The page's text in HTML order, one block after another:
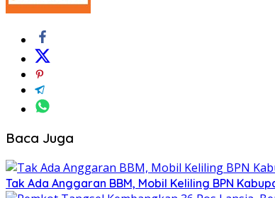
Baca Juga
Tak Ada Anggaran BBM, Mobil Keliling BPN